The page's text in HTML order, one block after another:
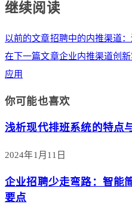
继续阅读
以前的文章招聘中的内推渠道
在下一篇文章企业内推渠道创
应用
你可能也喜欢
浅析现代排班系统的特点
2024年1月11日
企业招聘少走弯路：智能
要点